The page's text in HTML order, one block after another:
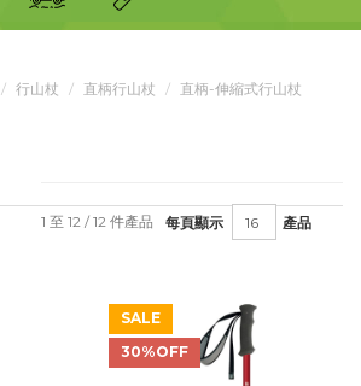
行山杖 直柄行山杖 直柄-伸縮式行山杖
每頁顯示 產品
1 至 12 / 12 件產品
SALE
30%OFF